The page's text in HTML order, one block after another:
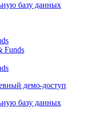
базу данных
Funds
демо-доступ
базу данных